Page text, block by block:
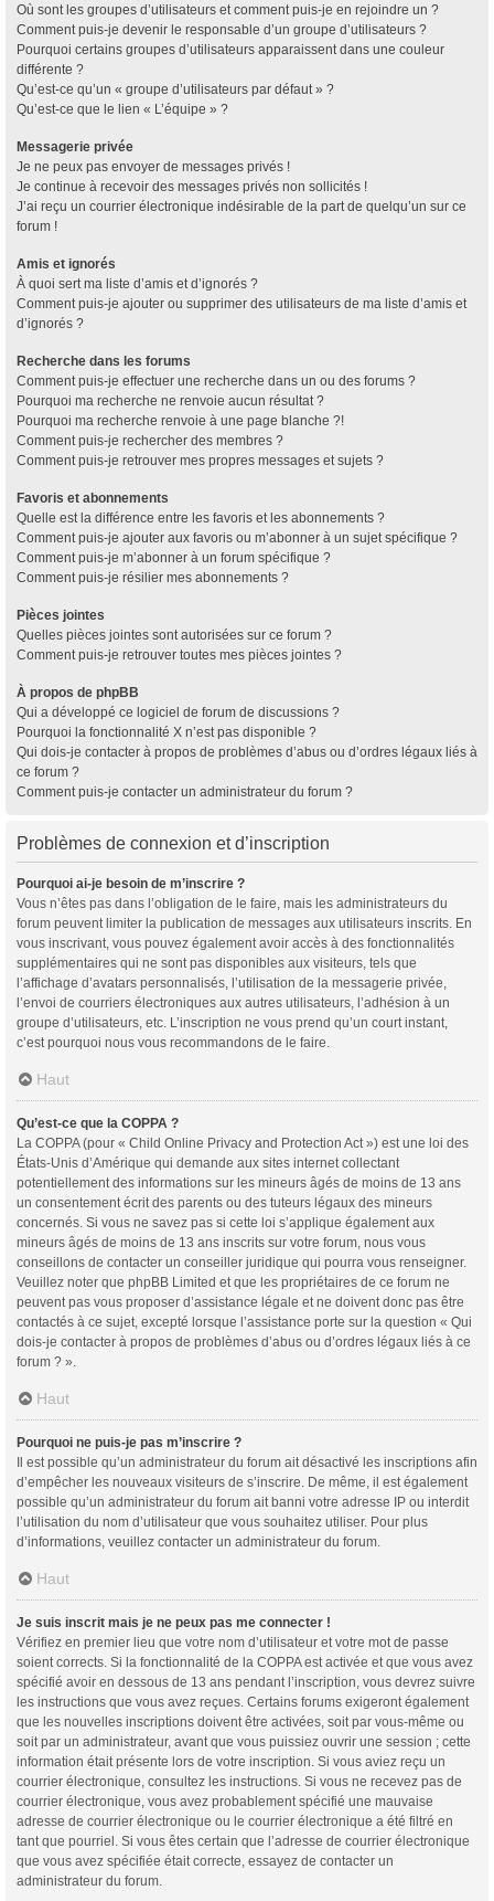
Où sont les groupes d’utilisateurs et comment puis-je en rejoindre un ?
Comment puis-je devenir le responsable d’un groupe d’utilisateurs ?
Pourquoi certains groupes d’utilisateurs apparaissent dans une couleur
différente ?
Qu’est-ce qu’un « groupe d’utilisateurs par défaut » ?
Qu’est-ce que le lien « L’équipe » ?
Messagerie privée
Je ne peux pas envoyer de messages privés !
Je continue à recevoir des messages privés non sollicités !
J’ai reçu un courrier électronique indésirable de la part de quelqu’un sur ce
forum !
Amis et ignorés
À quoi sert ma liste d’amis et d’ignorés ?
Comment puis-je ajouter ou supprimer des utilisateurs de ma liste d’amis et
d’ignorés ?
Recherche dans les forums
Comment puis-je effectuer une recherche dans un ou des forums ?
Pourquoi ma recherche ne renvoie aucun résultat ?
Pourquoi ma recherche renvoie à une page blanche ?!
Comment puis-je rechercher des membres ?
Comment puis-je retrouver mes propres messages et sujets ?
Favoris et abonnements
Quelle est la différence entre les favoris et les abonnements ?
Comment puis-je ajouter aux favoris ou m’abonner à un sujet spécifique ?
Comment puis-je m’abonner à un forum spécifique ?
Comment puis-je résilier mes abonnements ?
Pièces jointes
Quelles pièces jointes sont autorisées sur ce forum ?
Comment puis-je retrouver toutes mes pièces jointes ?
À propos de phpBB
Qui a développé ce logiciel de forum de discussions ?
Pourquoi la fonctionnalité X n’est pas disponible ?
Qui dois-je contacter à propos de problèmes d’abus ou d’ordres légaux liés à
ce forum ?
Comment puis-je contacter un administrateur du forum ?
Problèmes de connexion et d’inscription
Pourquoi ai-je besoin de m’inscrire ?
Vous n’êtes pas dans l’obligation de le faire, mais les administrateurs du
forum peuvent limiter la publication de messages aux utilisateurs inscrits. En
vous inscrivant, vous pouvez également avoir accès à des fonctionnalités
supplémentaires qui ne sont pas disponibles aux visiteurs, tels que
l’affichage d’avatars personnalisés, l’utilisation de la messagerie privée,
l’envoi de courriers électroniques aux autres utilisateurs, l’adhésion à un
groupe d’utilisateurs, etc. L’inscription ne vous prend qu’un court instant,
c’est pourquoi nous vous recommandons de le faire.
Haut
Qu’est-ce que la COPPA ?
La COPPA (pour « Child Online Privacy and Protection Act ») est une loi des
États-Unis d’Amérique qui demande aux sites internet collectant
potentiellement des informations sur les mineurs âgés de moins de 13 ans
un consentement écrit des parents ou des tuteurs légaux des mineurs
concernés. Si vous ne savez pas si cette loi s’applique également aux
mineurs âgés de moins de 13 ans inscrits sur votre forum, nous vous
conseillons de contacter un conseiller juridique qui pourra vous renseigner.
Veuillez noter que phpBB Limited et que les propriétaires de ce forum ne
peuvent pas vous proposer d’assistance légale et ne doivent donc pas être
contactés à ce sujet, excepté lorsque l’assistance porte sur la question « Qui
dois-je contacter à propos de problèmes d’abus ou d’ordres légaux liés à ce
forum ? ».
Haut
Pourquoi ne puis-je pas m’inscrire ?
Il est possible qu’un administrateur du forum ait désactivé les inscriptions afin
d’empêcher les nouveaux visiteurs de s’inscrire. De même, il est également
possible qu’un administrateur du forum ait banni votre adresse IP ou interdit
l’utilisation du nom d’utilisateur que vous souhaitez utiliser. Pour plus
d’informations, veuillez contacter un administrateur du forum.
Haut
Je suis inscrit mais je ne peux pas me connecter !
Vérifiez en premier lieu que votre nom d’utilisateur et votre mot de passe
soient corrects. Si la fonctionnalité de la COPPA est activée et que vous avez
spécifié avoir en dessous de 13 ans pendant l’inscription, vous devrez suivre
les instructions que vous avez reçues. Certains forums exigeront également
que les nouvelles inscriptions doivent être activées, soit par vous-même ou
soit par un administrateur, avant que vous puissiez ouvrir une session ; cette
information était présente lors de votre inscription. Si vous aviez reçu un
courrier électronique, consultez les instructions. Si vous ne recevez pas de
courrier électronique, vous avez probablement spécifié une mauvaise
adresse de courrier électronique ou le courrier électronique a été filtré en
tant que pourriel. Si vous êtes certain que l’adresse de courrier électronique
que vous avez spécifiée était correcte, essayez de contacter un
administrateur du forum.